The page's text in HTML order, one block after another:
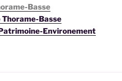
Basse
Thorame-Basse
Environement